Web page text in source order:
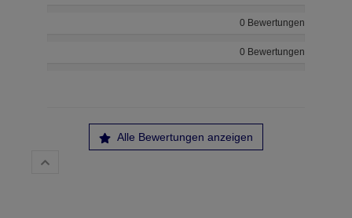
0 Bewertungen
0 Bewertungen
Alle Bewertungen anzeigen